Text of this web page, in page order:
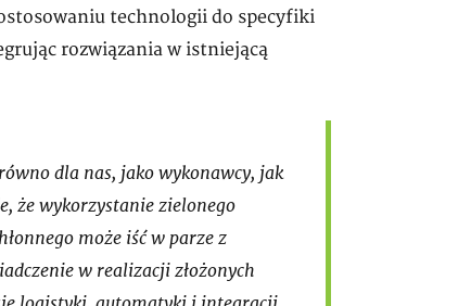
technologii do specyfiki
rozwiązania w istniejącą
dla nas, jako wykonawcy, jak
że wykorzystanie zielonego
może iść w parze z
w realizacji złożonych